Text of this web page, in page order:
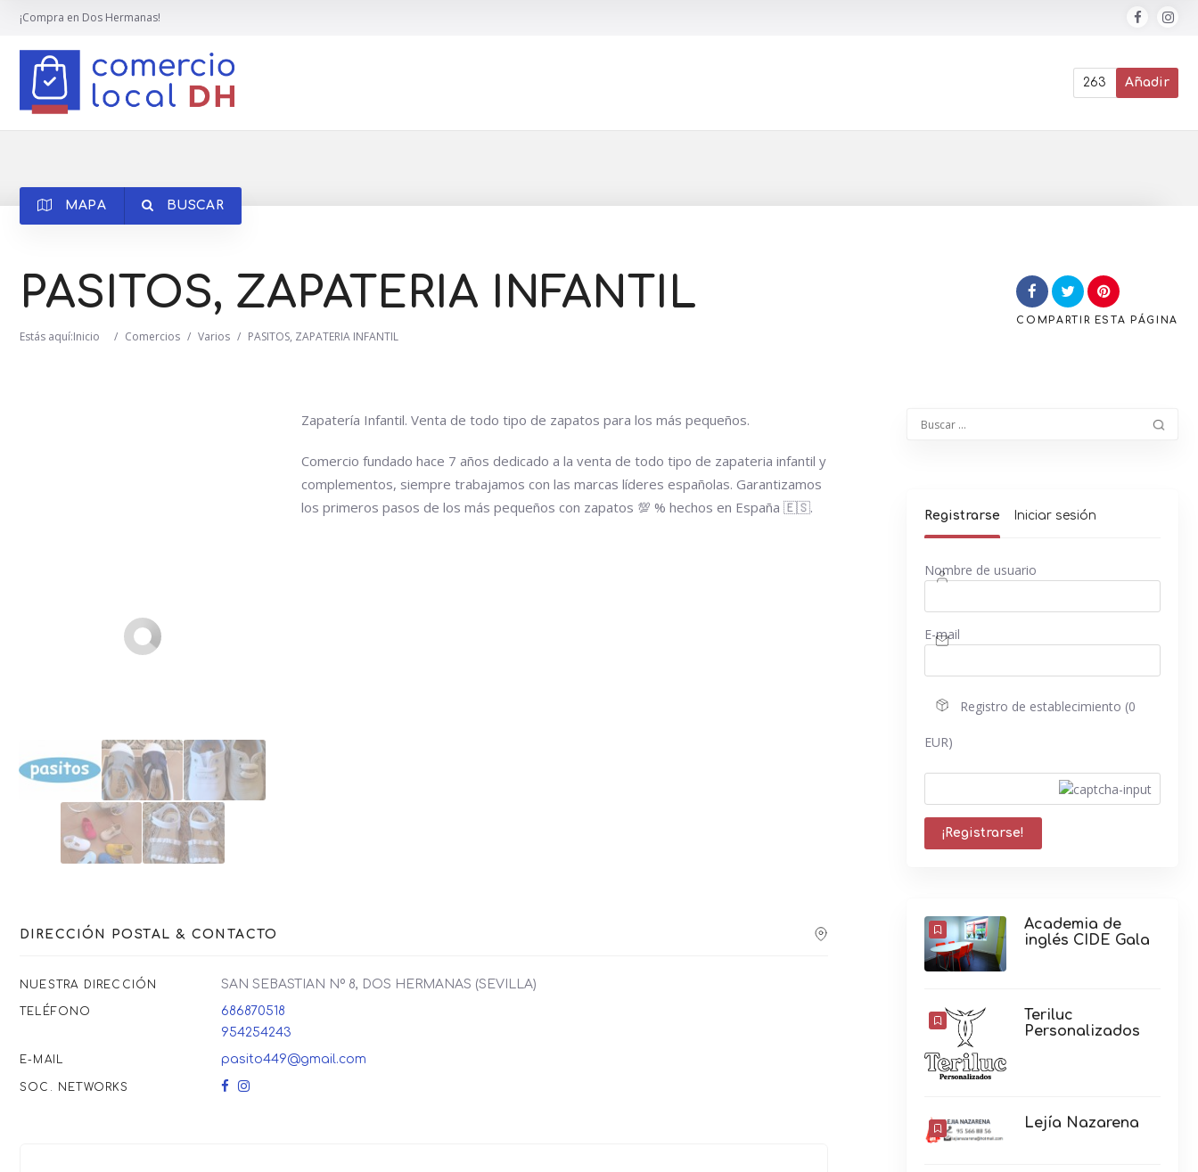
¡Compra en Dos Hermanas!
263 Añadir
MAPA BUSCAR
Buscar
PASITOS, ZAPATERIA INFANTIL
Estás aquí:Inicio / Comercios / Varios / PASITOS, ZAPATERIA INFANTIL
COMPARTIR ESTA PÁGINA
Zapatería Infantil. Venta de todo tipo de zapatos para los más pequeños.
Comercio fundado hace 7 años dedicado a la venta de todo tipo de zapateria infantil y
complementos, siempre trabajamos con las marcas líderes españolas. Garantizamos
los primeros pasos de los más pequeños con zapatos 💯 % hechos en España 🇪🇸.
DIRECCIÓN POSTAL & CONTACTO
NUESTRA DIRECCIÓN SAN SEBASTIAN Nº 8, DOS HERMANAS (SEVILLA)
TELÉFONO
686870518
954254243
E-MAIL pasito449@gmail.com
SOC. NETWORKS
Registrarse Iniciar sesión
Nombre de usuario
E-mail
Registro de establecimiento (0
EUR)
Academia de
inglés CIDE Gala
Teriluc
Personalizados
Lejía Nazarena